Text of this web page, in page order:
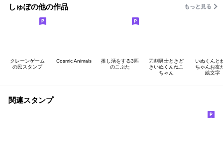
しゅぽの他の作品 もっと見る
クレーンゲーム
の民スタンプ
Cosmic Animals
推し活をする3匹
のこぶた
刀剣男士ときど
きいぬくんねこ
ちゃん
いぬくんと
ちゃんお友
絵文字
関連スタンプ